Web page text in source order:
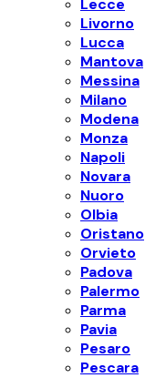
Lecce
Livorno
Lucca
Mantova
Messina
Milano
Modena
Monza
Napoli
Novara
Nuoro
Olbia
Oristano
Orvieto
Padova
Palermo
Parma
Pavia
Pesaro
Pescara